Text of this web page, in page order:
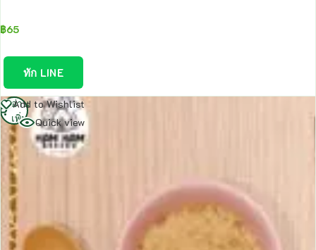
฿65
ทัก LINE
Add to Wishlist
Quick view
อ่าน
เพิ่ม